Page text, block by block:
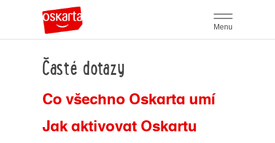
Menu
Časté dotazy
Co všechno Oskarta umí
Jak aktivovat Oskartu